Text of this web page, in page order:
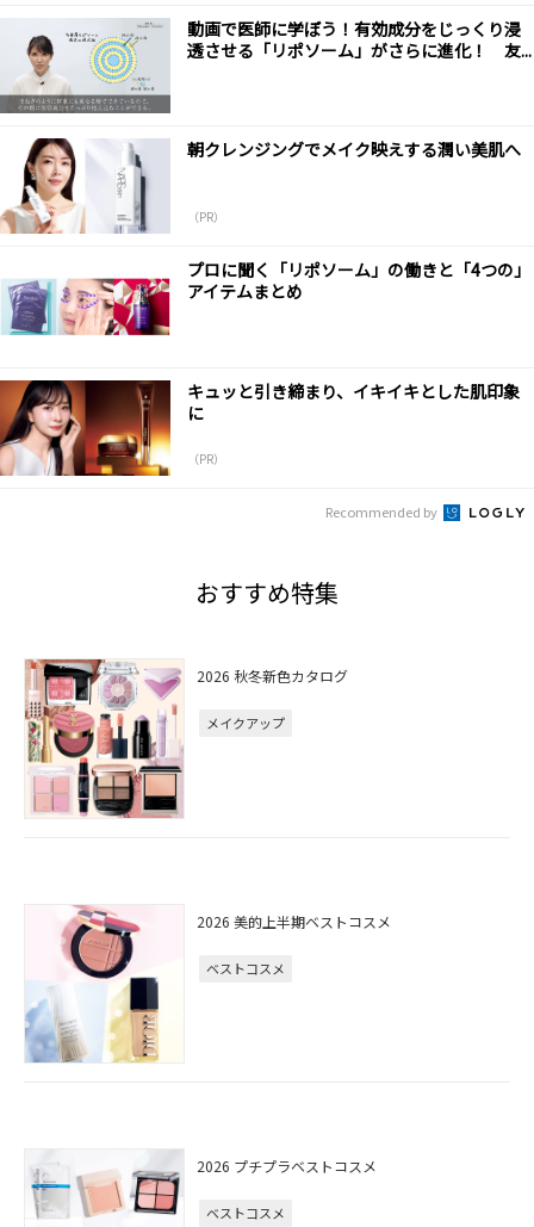
動画で医師に学ぼう！有効成分をじっくり浸
透させる「リポソーム」がさらに進化！ 友...
朝クレンジングでメイク映えする潤い美肌へ
（PR）
プロに聞く「リポソーム」の働きと「4つの」
アイテムまとめ
キュッと引き締まり、イキイキとした肌印象
に
（PR）
Recommended by
おすすめ特集
2026 秋冬新色カタログ
メイクアップ
2026 美的上半期ベストコスメ
ベストコスメ
2026 プチプラベストコスメ
ベストコスメ